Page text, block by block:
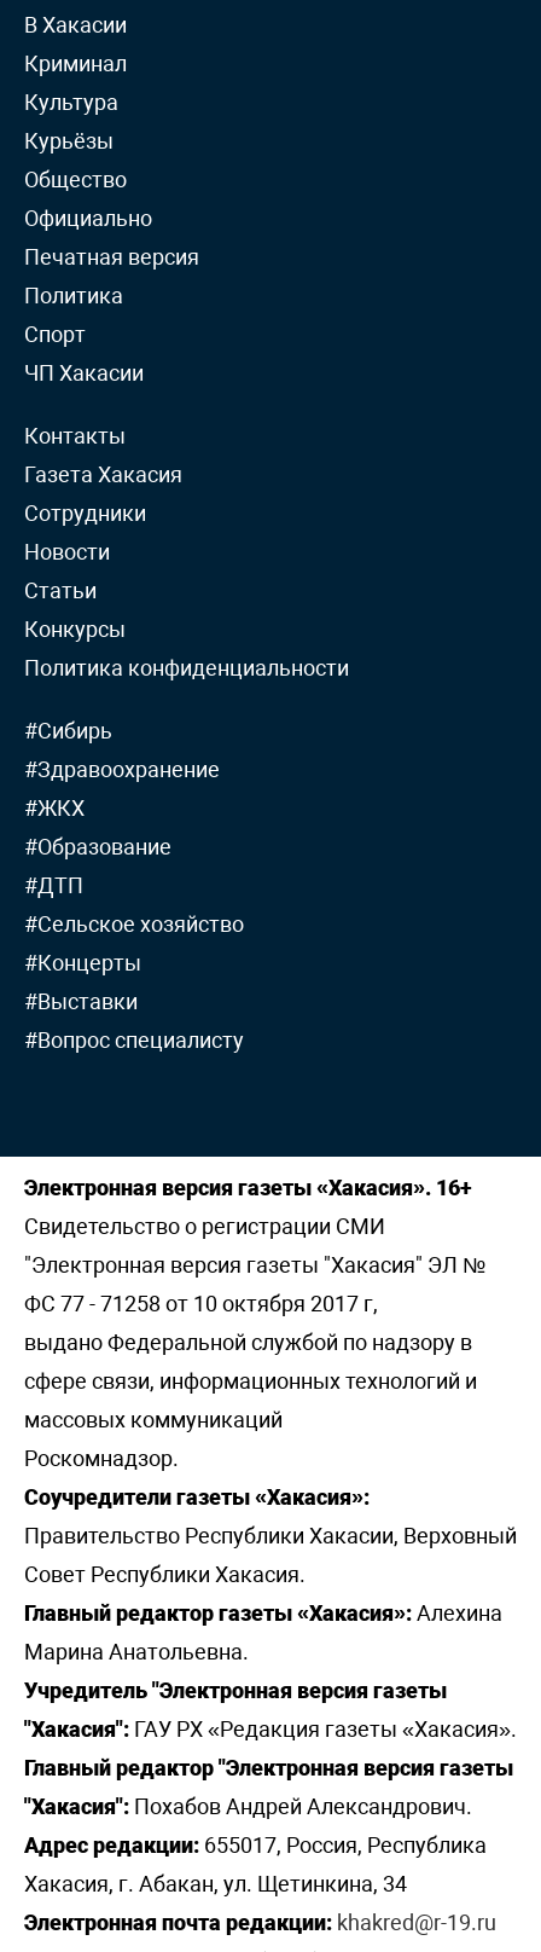
В Хакасии
Криминал
Культура
Курьёзы
Общество
Официально
Печатная версия
Политика
Спорт
ЧП Хакасии
Контакты
Газета Хакасия
Сотрудники
Новости
Статьи
Конкурсы
Политика конфиденциальности
#Сибирь
#Здравоохранение
#ЖКХ
#Образование
#ДТП
#Сельское хозяйство
#Концерты
#Выставки
#Вопрос специалисту
Электронная версия газеты «Хакасия». 16+
Свидетельство о регистрации СМИ
"Электронная версия газеты "Хакасия" ЭЛ №
ФС 77 - 71258 от 10 октября 2017 г,
выдано Федеральной службой по надзору в
сфере связи, информационных технологий и
массовых коммуникаций
Роскомнадзор.
Соучредители газеты «Хакасия»:
Правительство Республики Хакасии, Верховный
Совет Республики Хакасия.
Главный редактор газеты «Хакасия»:Алехина
Марина Анатольевна.
Учредитель "Электронная версия газеты
"Хакасия": ГАУ РХ «Редакция газеты «Хакасия».
Главный редактор "Электронная версия газеты
"Хакасия": Похабов Андрей Александрович.
Адрес редакции: 655017, Россия, Республика
Хакасия, г. Абакан, ул. Щетинкина, 34
Электронная почта редакции: khakred@r-19.ru